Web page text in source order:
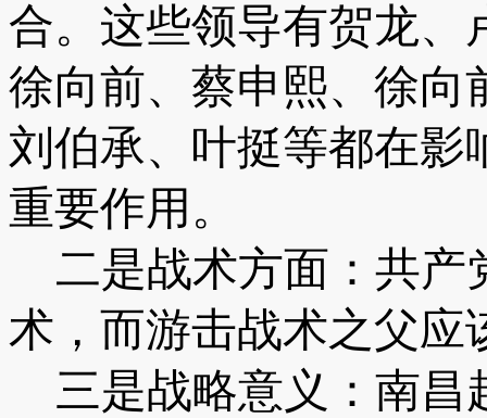
合。这些领导有贺龙、
徐向前、蔡申熙、徐向
刘伯承、叶挺等都在影
重要作用。
二是战术方面：共产
术，而游击战术之父应
三是战略意义：南昌